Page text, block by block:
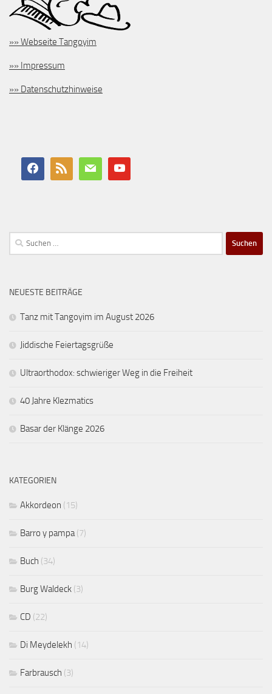
»» Webseite Tangoyim
»» Impressum
»» Datenschutzhinweise
Suchen
nach:
NEUESTE BEITRÄGE
Tanz mit Tangoyim im August 2026
Jiddische Feiertagsgrüße
Ultraorthodox: schwieriger Weg in die Freiheit
40 Jahre Klezmatics
Basar der Klänge 2026
KATEGORIEN
Akkordeon (15)
Barro y pampa (7)
Buch (34)
Burg Waldeck (3)
CD (22)
Di Meydelekh (14)
Farbrausch (3)